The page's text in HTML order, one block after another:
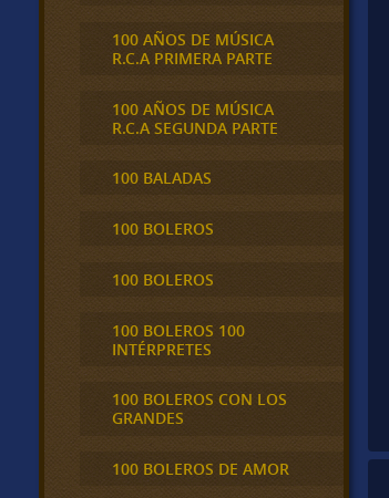
100 AÑOS DE MÚSICA
R.C.A PRIMERA PARTE
100 AÑOS DE MÚSICA
R.C.A SEGUNDA PARTE
100 BALADAS
100 BOLEROS
100 BOLEROS
100 BOLEROS 100
INTÉRPRETES
100 BOLEROS CON LOS
GRANDES
100 BOLEROS DE AMOR